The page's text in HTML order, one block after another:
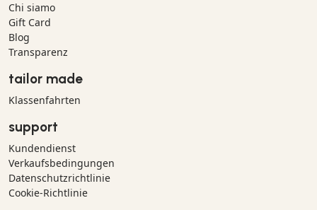
Chi siamo
Gift Card
Blog
Transparenz
tailor made
Klassenfahrten
support
Kundendienst
Verkaufsbedingungen
Datenschutzrichtlinie
Cookie-Richtlinie